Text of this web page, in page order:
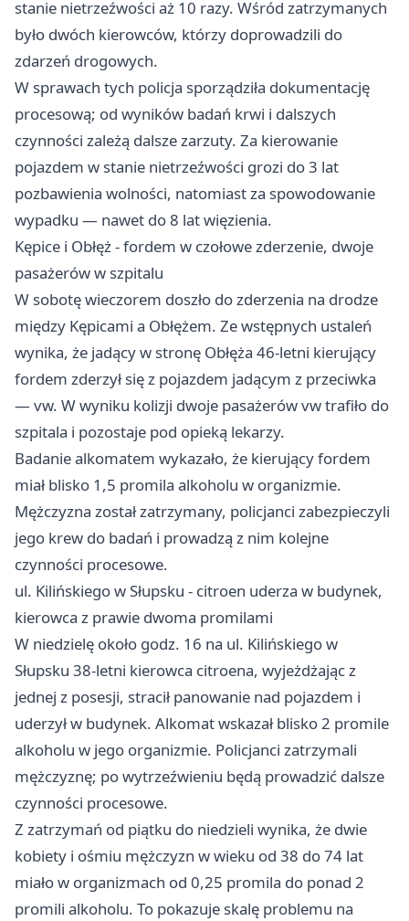
stanie nietrzeźwości aż 10 razy. Wśród zatrzymanych
było dwóch kierowców, którzy doprowadzili do
zdarzeń drogowych.
W sprawach tych policja sporządziła dokumentację
procesową; od wyników badań krwi i dalszych
czynności zależą dalsze zarzuty. Za kierowanie
pojazdem w stanie nietrzeźwości grozi do 3 lat
pozbawienia wolności, natomiast za spowodowanie
wypadku — nawet do 8 lat więzienia.
Kępice i Obłęż - fordem w czołowe zderzenie, dwoje
pasażerów w szpitalu
W sobotę wieczorem doszło do zderzenia na drodze
między Kępicami a Obłężem. Ze wstępnych ustaleń
wynika, że jadący w stronę Obłęża 46‑letni kierujący
fordem zderzył się z pojazdem jadącym z przeciwka
— vw. W wyniku kolizji dwoje pasażerów vw trafiło do
szpitala i pozostaje pod opieką lekarzy.
Badanie alkomatem wykazało, że kierujący fordem
miał blisko 1,5 promila alkoholu w organizmie.
Mężczyzna został zatrzymany, policjanci zabezpieczyli
jego krew do badań i prowadzą z nim kolejne
czynności procesowe.
ul. Kilińskiego w Słupsku - citroen uderza w budynek,
kierowca z prawie dwoma promilami
W niedzielę około godz. 16 na ul. Kilińskiego w
Słupsku 38‑letni kierowca citroena, wyjeżdżając z
jednej z posesji, stracił panowanie nad pojazdem i
uderzył w budynek. Alkomat wskazał blisko 2 promile
alkoholu w jego organizmie. Policjanci zatrzymali
mężczyznę; po wytrzeźwieniu będą prowadzić dalsze
czynności procesowe.
Z zatrzymań od piątku do niedzieli wynika, że dwie
kobiety i ośmiu mężczyzn w wieku od 38 do 74 lat
miało w organizmach od 0,25 promila do ponad 2
promili alkoholu. To pokazuje skalę problemu na